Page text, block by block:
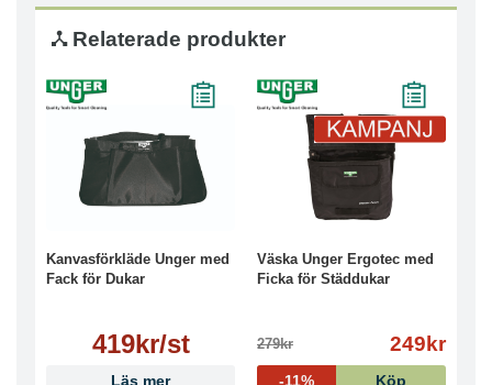
Relaterade produkter
Kanvasförkläde Unger med
Fack för Dukar
419kr/st
Läs mer
Väska Unger Ergotec med
Ficka för Städdukar
279kr 249kr
-11% Köp